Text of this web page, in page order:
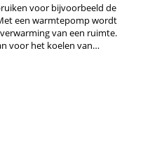
voor bijvoorbeeld de
een warmtepomp wordt
van een ruimte.
voor het koelen van…